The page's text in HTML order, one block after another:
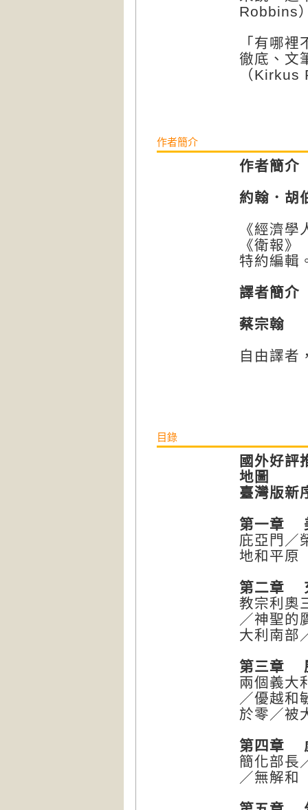
Robbins
「有哪
徹底、文
（Kirkus
作者簡介
作者簡介
約翰．胡
《經濟
《衛報
特約編輯
譯者簡介
蔡宗翰
自由譯者
目錄
國外好評
地圖
臺灣版新
第一章
庇亞門／
地和平原
第二章
教宗利奧
／神聖的
大利南部
第三章
兩個義大
／優越和
於零／被
第四章
簡化部長
／無解和